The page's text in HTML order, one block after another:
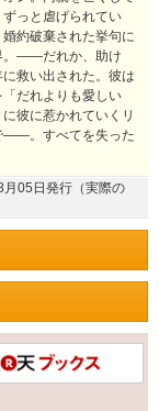
っと虐げられてい
約破棄された挙句に
。――だれか、助け
救い出された。彼は
だれよりも愛しい
彼に惹かれていくリ
――。すべてを失った
05日発行（実際の